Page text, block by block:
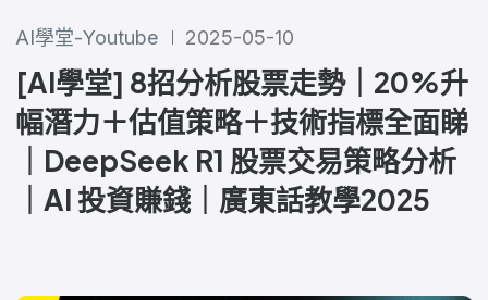
AI學堂-Youtube 2025-05-10
[AI學堂] 8招分析股票走勢｜20%升
幅潛力＋估值策略＋技術指標全面睇
｜DeepSeek R1 股票交易策略分析
｜AI 投資賺錢｜廣東話教學2025